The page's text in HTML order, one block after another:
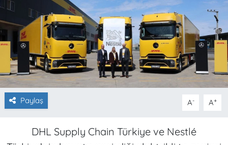
Paylaş A- A+
DHL Supply Chain Türkiye ve Nestlé